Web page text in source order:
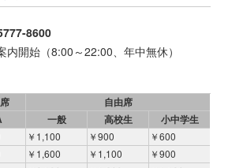
8600
開始（8:00～22:00、年中無休）
自由席
一般 高校生 小中学生
￥1,100 ￥900
￥600
￥1,600 ￥1,100
￥900